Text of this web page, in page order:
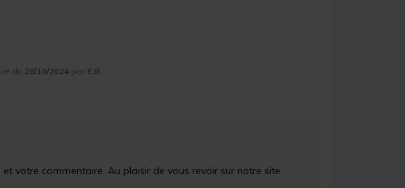
du 28/10/2024 par E.B.
votre commentaire. Au plaisir de vous revoir sur notre site